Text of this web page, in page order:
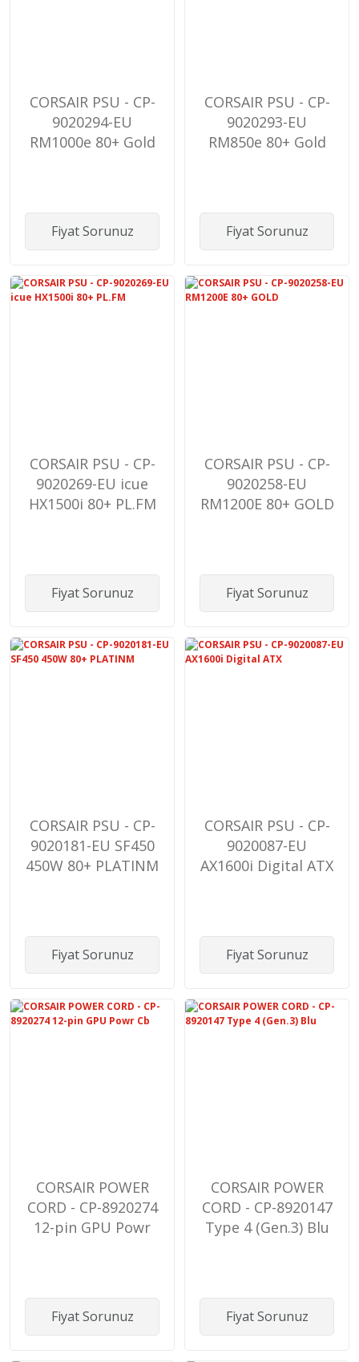
CORSAIR PSU - CP-
9020294-EU
RM1000e 80+ Gold
Fiyat Sorunuz
CORSAIR PSU - CP-
9020293-EU
RM850e 80+ Gold
Fiyat Sorunuz
CORSAIR PSU - CP-
9020269-EU icue
HX1500i 80+ PL.FM
Fiyat Sorunuz
CORSAIR PSU - CP-
9020258-EU
RM1200E 80+ GOLD
Fiyat Sorunuz
CORSAIR PSU - CP-
9020181-EU SF450
450W 80+ PLATINM
Fiyat Sorunuz
CORSAIR PSU - CP-
9020087-EU
AX1600i Digital ATX
Fiyat Sorunuz
CORSAIR POWER
CORD - CP-8920274
12-pin GPU Powr
Fiyat Sorunuz
CORSAIR POWER
CORD - CP-8920147
Type 4 (Gen.3) Blu
Fiyat Sorunuz